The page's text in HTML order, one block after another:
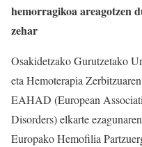
hemorragikoa areagotzen
zehar
Osakidetzako Gurutzetako
eta Hemoterapia
EAHAD (European
Disorders) elkarte
Europako Hemofilia